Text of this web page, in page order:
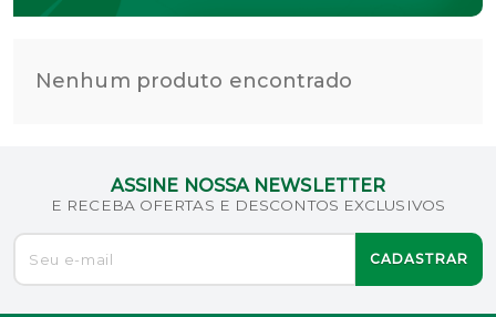
Nenhum produto encontrado
ASSINE NOSSA NEWSLETTER
E RECEBA OFERTAS E DESCONTOS EXCLUSIVOS
CADASTRAR